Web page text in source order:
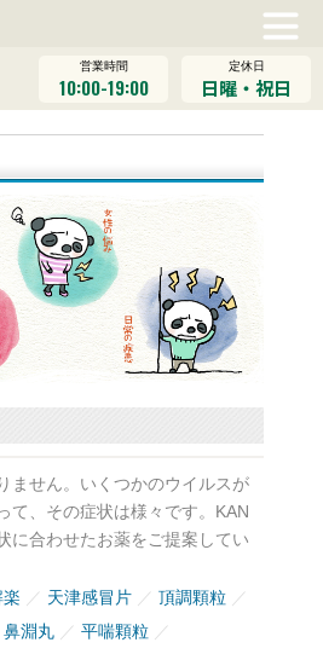
営業時間
10:00-19:00
定休日
日曜・祝日
ません。いくつかのウイルスが
て、その症状は様々です。KAN
に合わせたお薬をご提案してい
天津感冒片
頂調顆粒
鼻淵丸
平喘顆粒